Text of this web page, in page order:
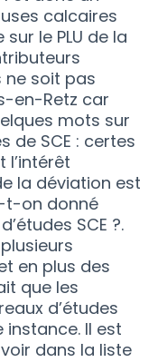
calcaires
le PLU de la
ne soit pas
en-Retz car
mots sur
de SCE : certes
l’intérêt
la déviation est
t-on donné
SCE ?.
en plus des
que les
d’études
Il est
dans la liste